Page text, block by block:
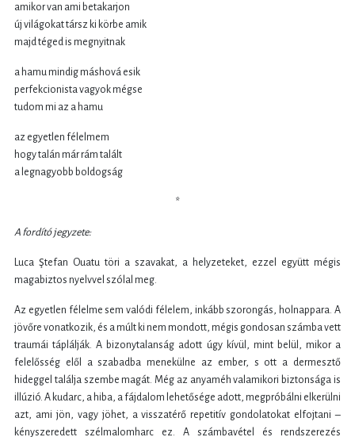
amikor van ami betakarjon
új világokat társz ki körbe amik
majd téged is megnyitnak
a hamu mindig máshová esik
perfekcionista vagyok mégse
tudom mi az a hamu
az egyetlen félelmem
hogy talán már rám talált
a legnagyobb boldogság
*
A fordító jegyzete:
Luca Ştefan Ouatu töri a szavakat, a helyzeteket, ezzel együtt mégis
magabiztos nyelvvel szólal meg.
Az egyetlen félelme sem valódi félelem, inkább szorongás, holnappara. A
jövőre vonatkozik, és a múlt ki nem mondott, mégis gondosan számba vett
traumái táplálják. A bizonytalanság adott úgy kívül, mint belül, mikor a
felelősség elől a szabadba menekülne az ember, s ott a dermesztő
hideggel találja szembe magát. Még az anyaméh valamikori biztonsága is
illúzió. A kudarc, a hiba, a fájdalom lehetősége adott, megpróbálni elkerülni
azt, ami jön, vagy jöhet, a visszatérő repetitív gondolatokat elfojtani –
kényszeredett szélmalomharc ez. A számbavétel és rendszerezés